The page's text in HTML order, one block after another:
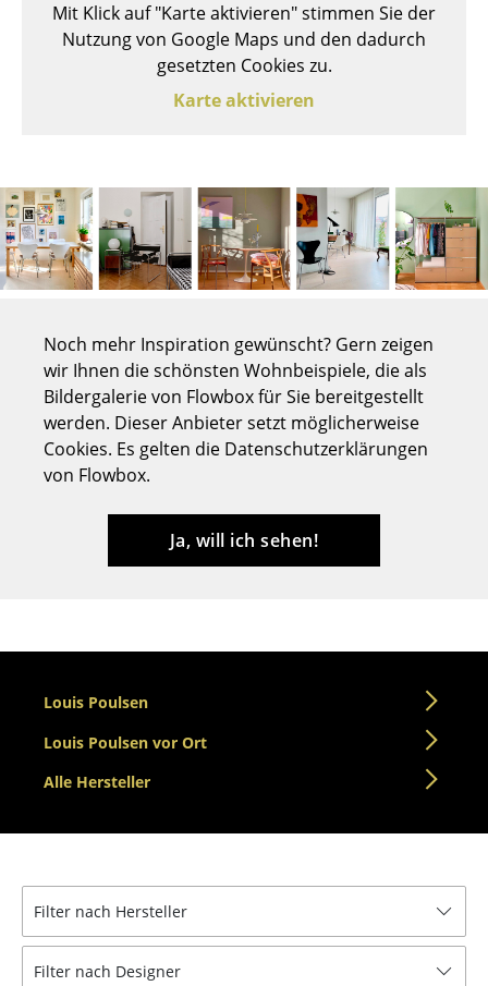
Bürosessel
... alle Sitzmöbel
Esstische
Beistelltische
Couchtische
Schreibtische
Sekretäre & PC-Tische
Konferenztische
Stehtische & Stehpulte
Aufbewahren
Regale & Schränke
Sideboards & Kommoden
TV Möbel
Mit Klick auf "Karte aktivieren" stimmen Sie der
Nutzung von Google Maps und den dadurch
gesetzten Cookies zu.
Karte aktivieren
Noch mehr Inspiration gewünscht? Gern zeigen
wir Ihnen die schönsten Wohnbeispiele, die als
Bildergalerie von Flowbox für Sie bereitgestellt
werden. Dieser Anbieter setzt möglicherweise
Cookies. Es gelten die Datenschutzerklärungen
von Flowbox.
Ja, will ich sehen!
Louis Poulsen
Louis Poulsen vor Ort
Alle Hersteller
Filter nach Hersteller
Filter nach Designer